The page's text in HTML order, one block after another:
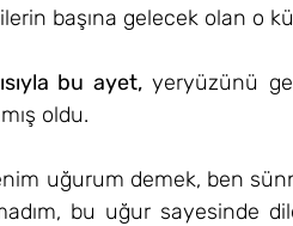
başına gelecek olan o
bu ayet, yeryüzünü
oldu.
uğurum demek, ben
bu uğur sayesinde